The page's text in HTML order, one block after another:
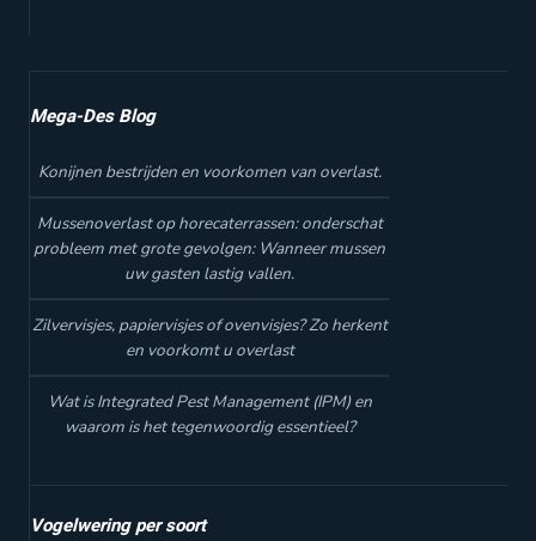
Mega-Des Blog
Konijnen bestrijden en voorkomen van overlast.
Mussenoverlast op horecaterrassen: onderschat
probleem met grote gevolgen: Wanneer mussen
uw gasten lastig vallen.
Zilvervisjes, papiervisjes of ovenvisjes? Zo herkent
en voorkomt u overlast
Wat is Integrated Pest Management (IPM) en
waarom is het tegenwoordig essentieel?
Vogelwering per soort